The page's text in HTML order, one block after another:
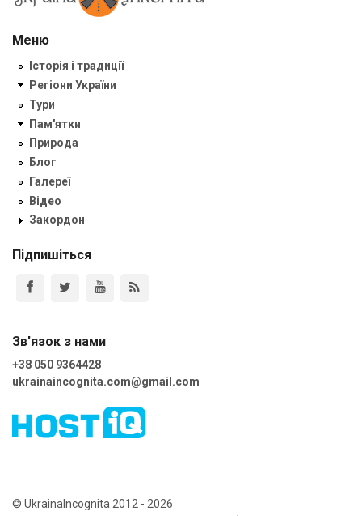
Меню
Історія і традиції
Регіони України
Тури
Пам'ятки
Природа
Блог
Галереї
Відео
Закордон
Підпишіться
Зв'язок з нами
+38 050 9364428
ukrainaincognita.com@gmail.com
© UkrainaIncognita 2012 - 2026